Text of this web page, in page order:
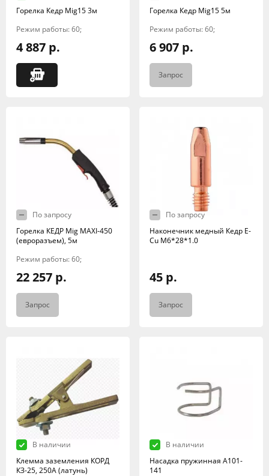
Горелка Кедр Mig15 3м
Режим работы: 60;
4 887 р.
Горелка Кедр Mig15 5м
Режим работы: 60;
6 907 р.
Запрос
По запросу
Горелка КЕДР Mig MAXI-450
(евроразъем), 5м
Режим работы: 60;
22 257 р.
Запрос
По запросу
Наконечник медный Кедр E-
Cu M6*28*1.0
45 р.
Запрос
В наличии
Клемма заземления КОРД
КЗ-25, 250А (латунь)
В наличии
Насадка пружинная А101-
141